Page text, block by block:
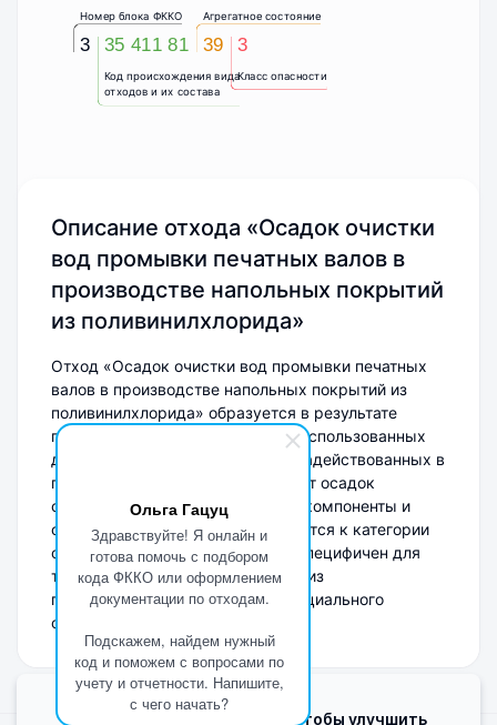
Ольга Гацуц
Здравствуйте! Я онлайн и
готова помочь с подбором
кода ФККО или оформлением
документации по отходам.
Подскажем, найдем нужный
код и поможем с вопросами по
учету и отчетности. Напишите,
с чего начать?
3
Номер блока ФККО
Код происхождения вида
отходов и их состава
35 411 81
Агрегатное состояние
39
Класс опасности
3
Описание отхода «Осадок очистки
вод промывки печатных валов в
производстве напольных покрытий
из поливинилхлорида»
Отход «Осадок очистки вод промывки печатных
валов в производстве напольных покрытий из
поливинилхлорида» образуется в результате
процесса очистки сточных вод, использованных
для промывки печатных валов, задействованных в
производстве PVC-покрытий. Этот осадок
содержит загрязненные водные компоненты и
остатки полимеров. Отход относится к категории
обрабатывающих производств, специфичен для
технологии напольных покрытий из
поливинилхлорида и требует специального
обращения и утилизации.
Мы используем Cookie, чтобы улучшить